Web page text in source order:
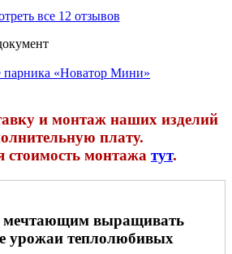
все 12 отзывов
парника «Новатор Мини»
и монтаж наших изделий
плату.
стоимость монтажа тут.
выращивать
урожаи теплолюбивых